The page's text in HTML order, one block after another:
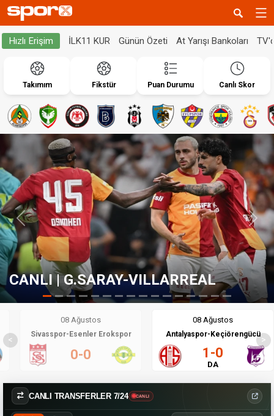
Hızlı Erişim İLK11 KUR Günün Özeti At Yarışı Bankoları
Takımım Fikstür Puan Durumu Canlı Skor
FENERBAHÇE'DE
Geri İleri
<
08 Ağustos
Sivasspor-Esenler Erokspor
0-0
08 Ağustos
Antalyaspor-Keçiörengücü
1-0
DA
>
CANLI TRANSFERLER 7/24 CANLI